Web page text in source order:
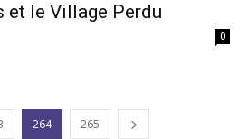
et le Village Perdu
0
264 265